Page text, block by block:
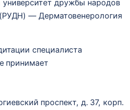
университет дружбы народов
— Дерматовенерология
специалиста
принимает
проспект, д. 37, корп.